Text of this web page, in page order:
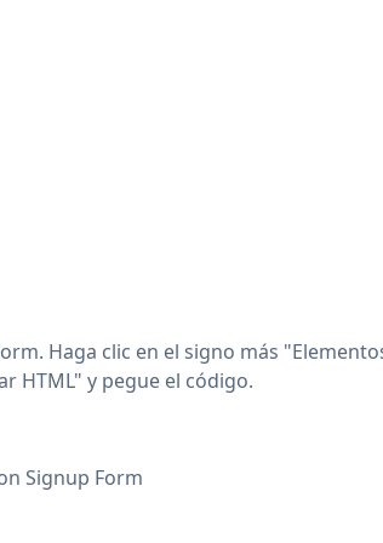
Haga clic en el signo más
HTML" y pegue el código.
Signup Form